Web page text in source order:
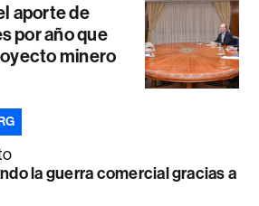
aporte de
por año que
minero
la guerra comercial gracias a